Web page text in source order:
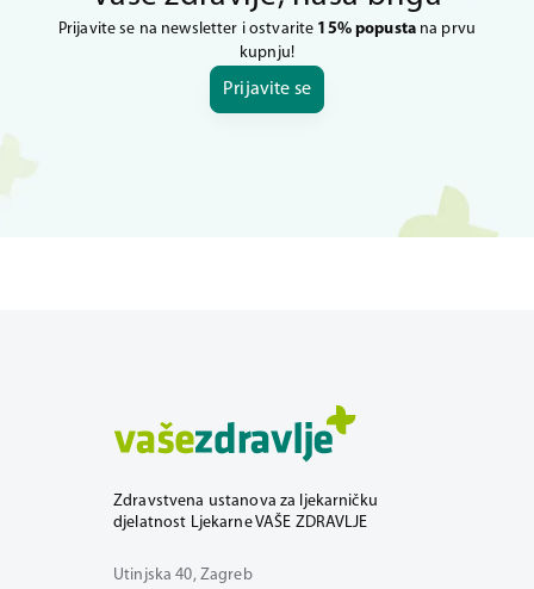
Prijavite se na newsletter i ostvarite 15% popustana prvu
kupnju!
Prijavite se
Zdravstvena ustanova za ljekarničku
djelatnost Ljekarne VAŠE ZDRAVLJE
Utinjska 40, Zagreb